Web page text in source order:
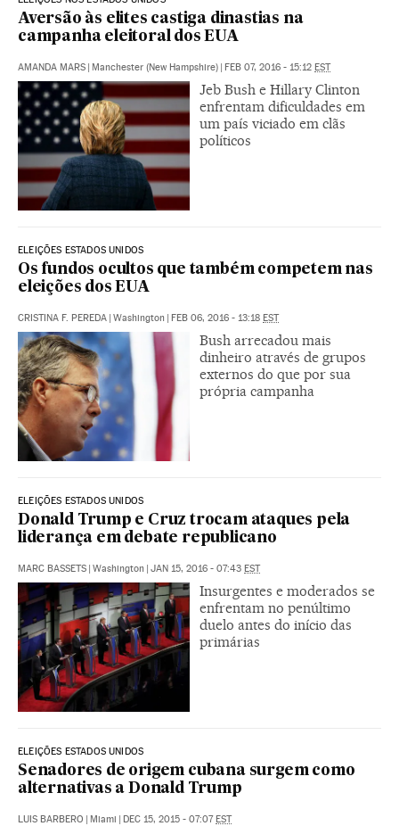
Aversão às elites castiga dinastias na
campanha eleitoral dos EUA
AMANDA MARS | Manchester (New Hampshire) | FEB 07, 2016 - 15:12 EST
Jeb Bush e Hillary Clinton
enfrentam dificuldades em
um país viciado em clãs
políticos
ELEIÇÕES ESTADOS UNIDOS
Os fundos ocultos que também competem nas
eleições dos EUA
CRISTINA F. PEREDA | Washington | FEB 06, 2016 - 13:18 EST
Bush arrecadou mais
dinheiro através de grupos
externos do que por sua
própria campanha
ELEIÇÕES ESTADOS UNIDOS
Donald Trump e Cruz trocam ataques pela
liderança em debate republicano
MARC BASSETS | Washington | JAN 15, 2016 - 07:43 EST
Insurgentes e moderados se
enfrentam no penúltimo
duelo antes do início das
primárias
ELEIÇÕES ESTADOS UNIDOS
Senadores de origem cubana surgem como
alternativas a Donald Trump
LUIS BARBERO | Miami | DEC 15, 2015 - 07:07EST